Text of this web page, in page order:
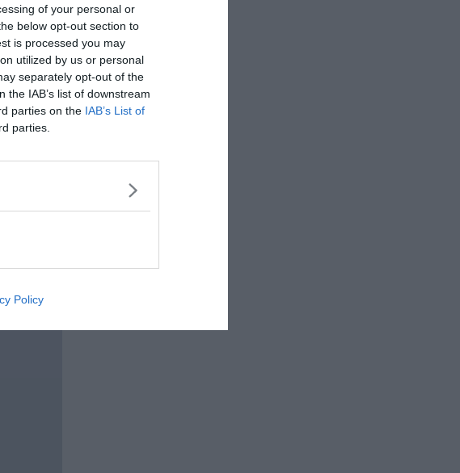
of your personal or
below opt-out section to
is processed you may
utilized by us or personal
separately opt-out of the
IAB’s list of downstream
parties on the IAB’s List of
parties.
Policy